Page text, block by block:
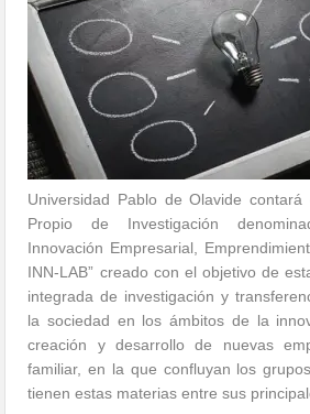
Universidad Pablo de Olavide
Propio de Investigación
Innovación Empresarial,
INN-LAB” creado con el objetivo de
integrada de investigación y
la sociedad en los ámbitos de la
creación y desarrollo de nuevas
familiar, en la que confluyan los
tienen estas materias entre sus